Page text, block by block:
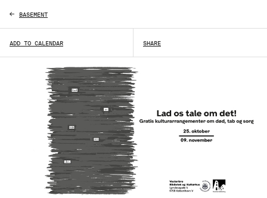
ADD TO CALENDAR SHARE
BASEMENT